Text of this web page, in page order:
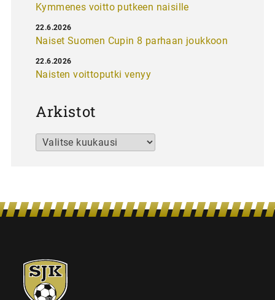
Kymmenes voitto putkeen naisille
Naiset Suomen Cupin 8 parhaan joukkoon
22.6.2026
Naisten voittoputki venyy
22.6.2026
Arkistot
Arkistot
SJK-
juniorit